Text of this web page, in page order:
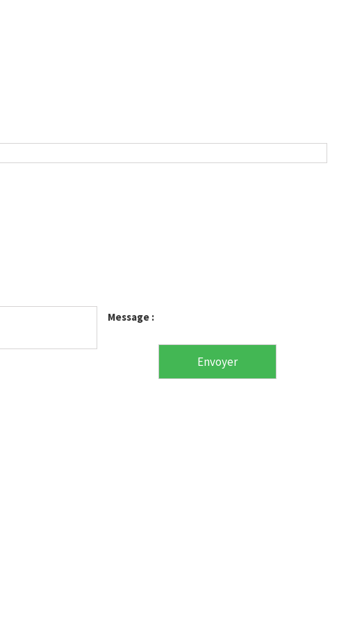
Message :
Envoyer